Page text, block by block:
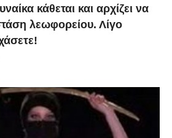
κάθεται και αρχίζει να
λεωφορείου. Λίγο